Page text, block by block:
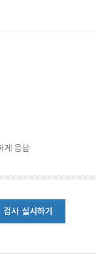
게 응답
검사 실시하기